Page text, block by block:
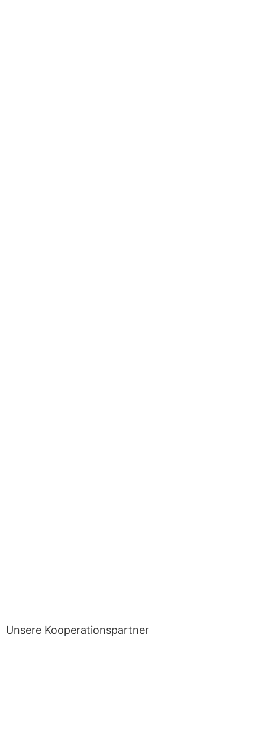
Unsere Kooperationspartner